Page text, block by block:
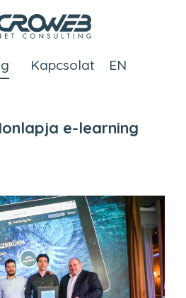
Kapcsolat
e-learning